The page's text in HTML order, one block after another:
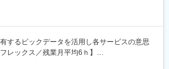
Tencent Cloud
ェア
有するビックデータを活用し各サービスの意思
レックス／残業月平均6ｈ】